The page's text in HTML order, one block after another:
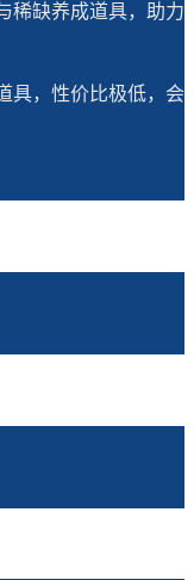
稀缺养成道具，助力
具，性价比极低，会